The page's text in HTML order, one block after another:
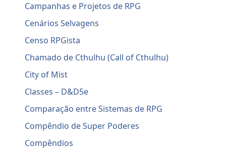
Campanhas e Projetos de RPG
Cenários Selvagens
Censo RPGista
Chamado de Cthulhu (Call of Cthulhu)
City of Mist
Classes – D&D5e
Comparação entre Sistemas de RPG
Compêndio de Super Poderes
Compêndios